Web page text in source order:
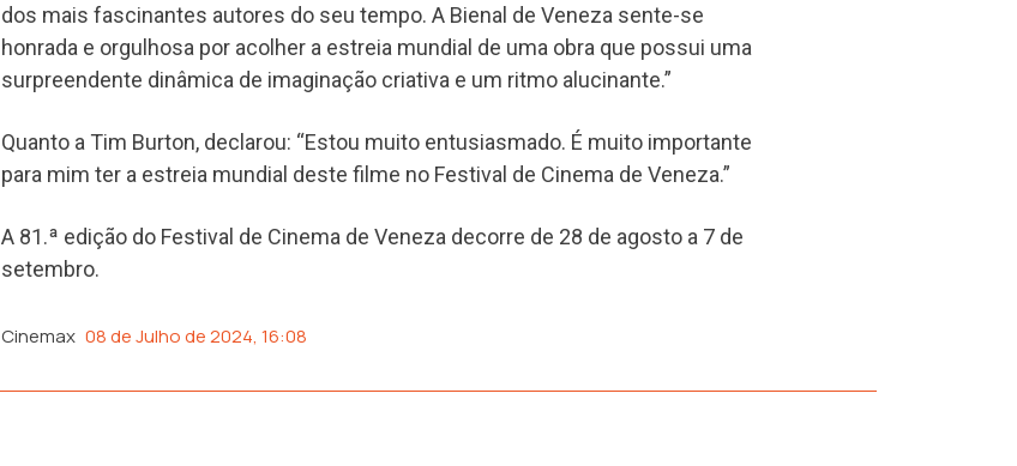
dos mais fascinantes autores do seu tempo. A Bienal de Veneza sente-se
honrada e orgulhosa por acolher a estreia mundial de uma obra que possui uma
surpreendente dinâmica de imaginação criativa e um ritmo alucinante.”
Quanto a Tim Burton, declarou: “Estou muito entusiasmado. É muito importante
para mim ter a estreia mundial deste filme no Festival de Cinema de Veneza.”
A 81.ª edição do Festival de Cinema de Veneza decorre de 28 de agosto a 7 de
setembro.
Cinemax 08 de Julho de 2024, 16:08